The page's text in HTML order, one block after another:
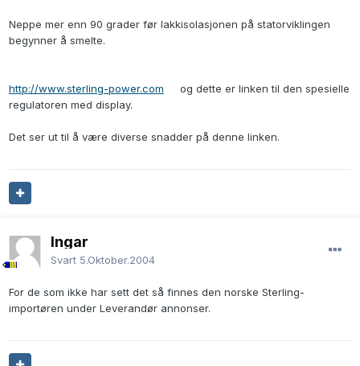
Neppe mer enn 90 grader før lakkisolasjonen på statorviklingen
begynner å smelte.
http://www.sterling-power.com og dette er linken til den spesielle
regulatoren med display.
Det ser ut til å være diverse snadder på denne linken.
Ingar
Svart 5.Oktober.2004
For de som ikke har sett det så finnes den norske Sterling-
importøren under Leverandør annonser.